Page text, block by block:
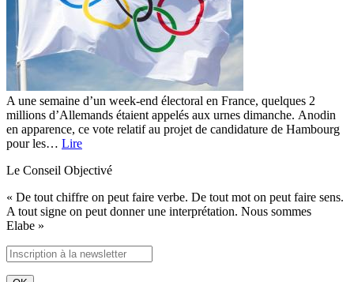
A une semaine d’un week-end électoral en France, quelques 2
millions d’Allemands étaient appelés aux urnes dimanche. Anodin
en apparence, ce vote relatif au projet de candidature de Hambourg
pour les… Lire
Le Conseil Objectivé
« De tout chiffre on peut faire verbe. De tout mot on peut faire sens.
A tout signe on peut donner une interprétation. Nous sommes
Elabe »